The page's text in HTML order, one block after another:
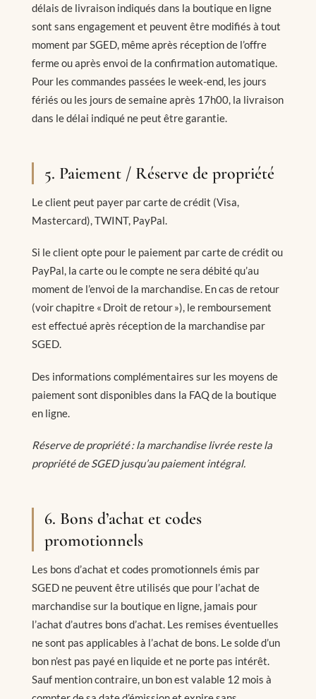
délais de livraison indiqués dans la boutique en ligne
sont sans engagement et peuvent être modifiés à tout
moment par SGED, même après réception de l’offre
ferme ou après envoi de la confirmation automatique.
Pour les commandes passées le week-end, les jours
fériés ou les jours de semaine après 17h00, la livraison
dans le délai indiqué ne peut être garantie.
5. Paiement / Réserve de propriété
Le client peut payer par carte de crédit (Visa,
Mastercard), TWINT, PayPal.
Si le client opte pour le paiement par carte de crédit ou
PayPal, la carte ou le compte ne sera débité qu’au
moment de l’envoi de la marchandise. En cas de retour
(voir chapitre « Droit de retour »), le remboursement
est effectué après réception de la marchandise par
SGED.
Des informations complémentaires sur les moyens de
paiement sont disponibles dans la FAQ de la boutique
en ligne.
Réserve de propriété : la marchandise livrée reste la
propriété de SGED jusqu’au paiement intégral.
6. Bons d’achat et codes
promotionnels
Les bons d’achat et codes promotionnels émis par
SGED ne peuvent être utilisés que pour l’achat de
marchandise sur la boutique en ligne, jamais pour
l’achat d’autres bons d’achat. Les remises éventuelles
ne sont pas applicables à l’achat de bons. Le solde d’un
bon n’est pas payé en liquide et ne porte pas intérêt.
Sauf mention contraire, un bon est valable 12 mois à